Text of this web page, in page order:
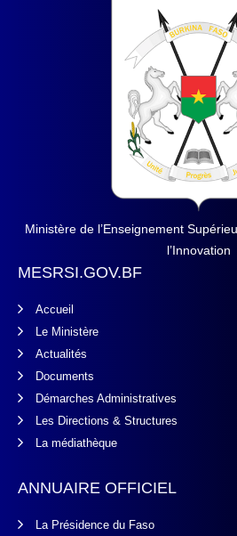
Ministère de l’Enseignement
l’Innovation
MESRSI.GOV.BF
Accueil
Le Ministère
Actualités
Documents
Démarches Administratives
Les Directions & Structures
La médiathèque
ANNUAIRE OFFICIEL
La Présidence du Faso